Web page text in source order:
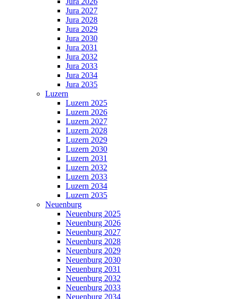
Jura 2027
Jura 2028
Jura 2029
Jura 2030
Jura 2031
Jura 2032
Jura 2033
Jura 2034
Jura 2035
Luzern
Luzern 2025
Luzern 2026
Luzern 2027
Luzern 2028
Luzern 2029
Luzern 2030
Luzern 2031
Luzern 2032
Luzern 2033
Luzern 2034
Luzern 2035
Neuenburg
Neuenburg 2025
Neuenburg 2026
Neuenburg 2027
Neuenburg 2028
Neuenburg 2029
Neuenburg 2030
Neuenburg 2031
Neuenburg 2032
Neuenburg 2033
Neuenburg 2034